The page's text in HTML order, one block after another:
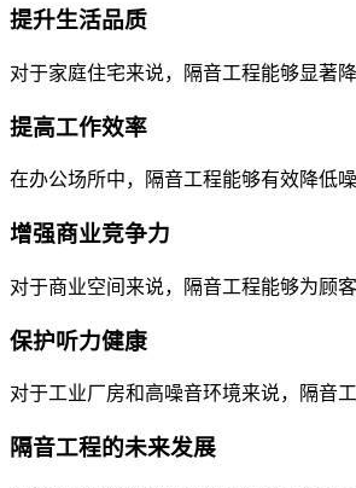
提升生活品质
对于家庭住宅来说，隔音工程能够显著
提高工作效率
在办公场所中，隔音工程能够有效降低
增强商业竞争力
对于商业空间来说，隔音工程能够为顾
保护听力健康
对于工业厂房和高噪音环境来说，隔音
隔音工程的未来发展